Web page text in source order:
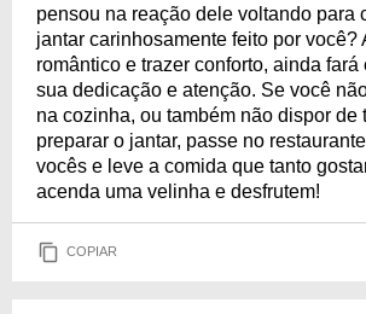
pensou na reação dele voltando para
jantar carinhosamente feito por você?
romântico e trazer conforto, ainda fará
sua dedicação e atenção. Se você
na cozinha, ou também não dispor de
preparar o jantar, passe no
vocês e leve a comida que tanto
acenda uma velinha e desfrutem!
COPIAR